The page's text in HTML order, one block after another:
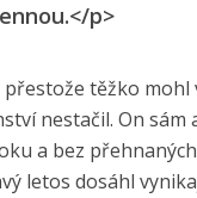
p>
těžko mohl
nestačil. On
a bez
letos dosáhl